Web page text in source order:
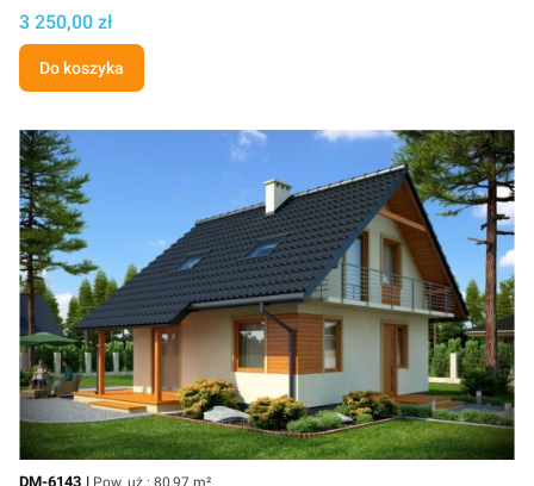
Cena
3 250,00 zł
Do koszyka
Kod
DM-6143 Powierzchnia użytkowa
Pow. uż.: 80,97 m²